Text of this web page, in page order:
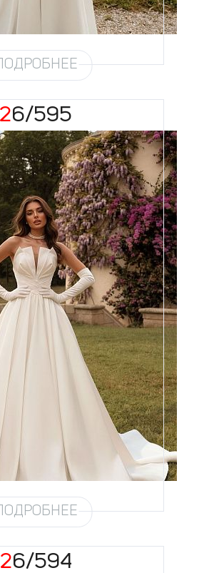
Шифон на атласе
Возможен
ПОДРОБНЕЕ
26/595
42, 44, 46, 48, 50, 52, 54, 56,
58
Атлас плотный (6 метров)
Возможен
ПОДРОБНЕЕ
26/594